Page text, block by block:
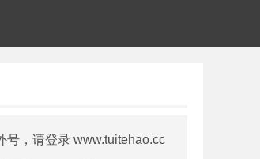
号，请登录 www.tuitehao.cc